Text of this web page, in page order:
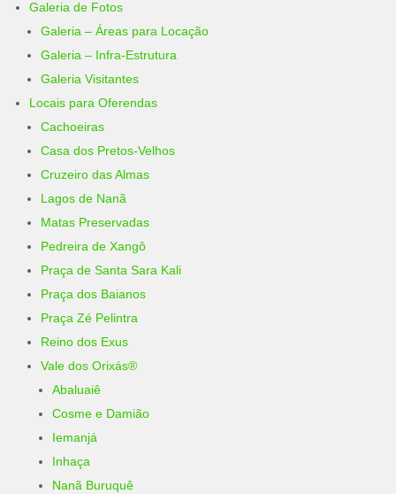
Galeria de Fotos
Galeria – Áreas para Locação
Galeria – Infra-Estrutura
Galeria Visitantes
Locais para Oferendas
Cachoeiras
Casa dos Pretos-Velhos
Cruzeiro das Almas
Lagos de Nanã
Matas Preservadas
Pedreira de Xangô
Praça de Santa Sara Kali
Praça dos Baianos
Praça Zé Pelintra
Reino dos Exus
Vale dos Orixás®
Abaluaiê
Cosme e Damião
Iemanjá
Inhaça
Nanã Buruquê